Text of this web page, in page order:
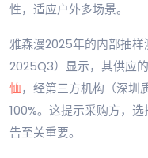
性，适应户外多场景。
雅森漫2025年的内部抽
2025Q3）显示，其供应
恤，经第三方机构（深圳
100%。这提示采购方，
告至关重要。